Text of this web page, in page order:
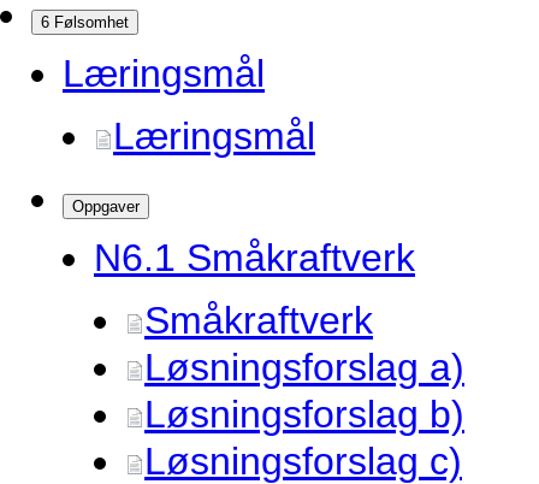
6 Følsomhet
Læringsmål
Læringsmål
Oppgaver
N6.1 Småkraftverk
Småkraftverk
Løsningsforslag a)
Løsningsforslag b)
Løsningsforslag c)